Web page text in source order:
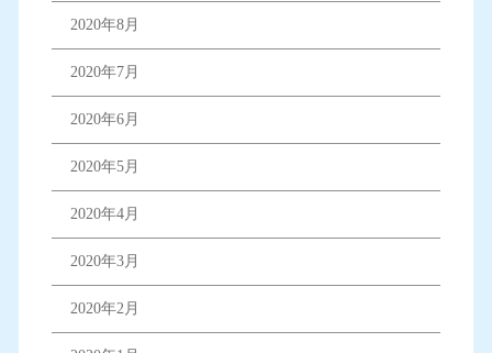
2020年8月
2020年7月
2020年6月
2020年5月
2020年4月
2020年3月
2020年2月